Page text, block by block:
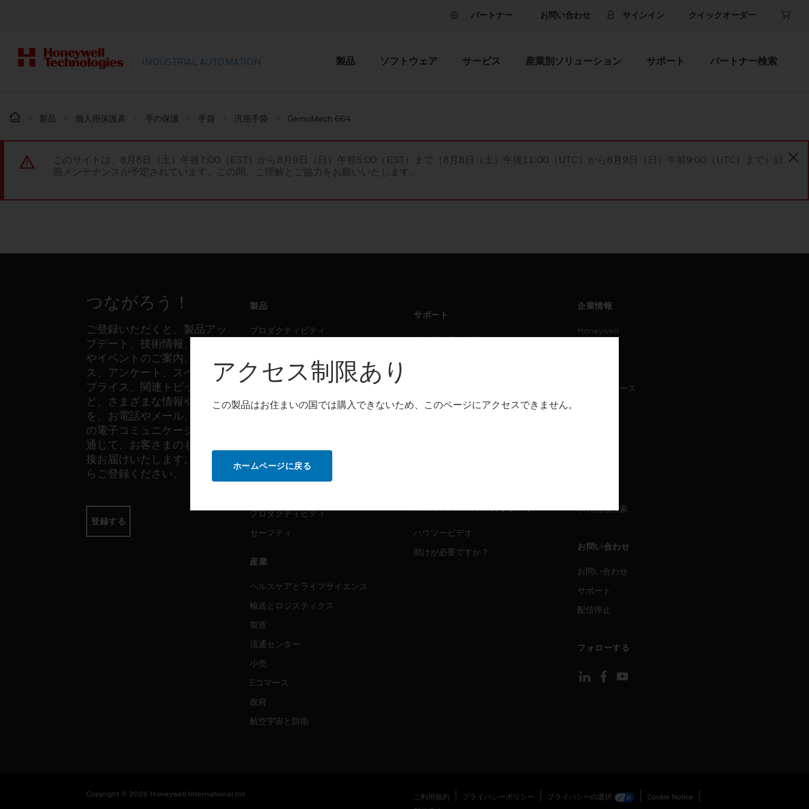
パートナー お問い合わせ サインイン クイックオーダー
INDUSTRIAL AUTOMATION 製品 ソフトウェア サービス 産業別ソリューション サポート パートナー検索
製品 個人用保護具 手の保護 手袋 汎用手袋 GemoMech 664
このサイトは、8月8日（土）午後7:00（EST）から8月9日（日）午前5:00（EST）まで（8月8日（土）午後11:00（UTC）から8月9日（日）午前9:00（UTC）まで）計
画メンテナンスが予定されています。この間、ご理解とご協力をお願いいたします。
つながろう！
ご登録いただくと、製品アッ
プデート、技術情報、新製品
やイベントのご案内、ニュー
ス、アンケート、スペシャル
プライス、関連トピックな
ど、さまざまな情報やご案内
を、お電話やメール、その他
の電子コミュニケーションを
通じて、お客さまのもとへ直
接お届けいたします。以下か
らご登録ください。
登録する
製品
プロダクティビティ
センシング・ソリューション
ソフトウェア
セーフティ
プロダクティビティ
セーフティ
産業
ヘルスケアとライフサイエンス
輸送とロジスティクス
製造
流通センター
小売
Eコマース
政府
航空宇宙と防衛
サポート
プロダクティビティ
ハウツービデオ
助けが必要ですか？
企業情報
Honeywell
プレスリリース
求人情報検索
お問い合わせ
お問い合わせ
サポート
配信停止
フォローする
Copyright © 2026 Honeywell International Inc ご利用規約 プライバシーポリシー プライバシーの選択
Cookie Notice
アクセス制限あり
この製品はお住まいの国では購入できないため、このページにアクセスできません。
ホームページに戻る